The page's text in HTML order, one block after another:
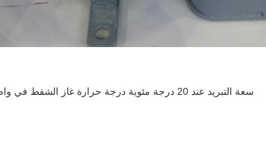
سعة التبريد عند 20 درجة مئوية درجة حرارة غاز الشفط في واط (50 هرتز)